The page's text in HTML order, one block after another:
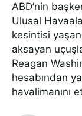
ABD’nin
Ulusal
kesintisi
aksayan
Reagan
hesabından
havalimanını